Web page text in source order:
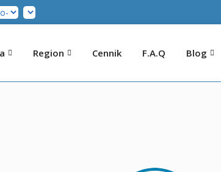
Region Cennik F.A.Q Blog